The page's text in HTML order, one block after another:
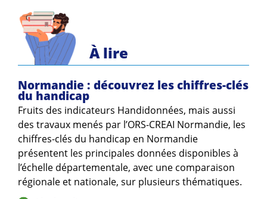
À lire
Normandie : découvrez les chiffres-clés
du handicap
Fruits des indicateurs Handidonnées, mais aussi
des travaux menés par l’ORS-CREAI Normandie, les
chiffres-clés du handicap en Normandie
présentent les principales données disponibles à
l’échelle départementale, avec une comparaison
régionale et nationale, sur plusieurs thématiques.